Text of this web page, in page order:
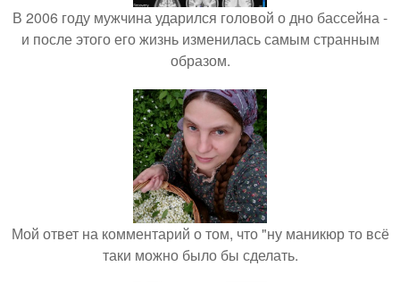
В 2006 году мужчина ударился головой о дно бассейна -
и после этого его жизнь изменилась самым странным
образом.
Мой ответ на комментарий о том, что "ну маникюр то всё
таки можно было бы сделать.